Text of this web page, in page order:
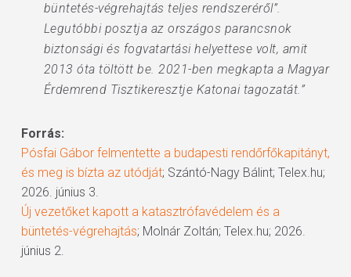
büntetés-végrehajtás teljes rendszeréről”.
Legutóbbi posztja az országos parancsnok
biztonsági és fogvatartási helyettese volt, amit
2013 óta töltött be. 2021-ben megkapta a Magyar
Érdemrend Tisztikeresztje Katonai tagozatát.”
Forrás:
Pósfai Gábor felmentette a budapesti rendőrfőkapitányt,
és meg is bízta az utódját; Szántó-Nagy Bálint; Telex.hu;
2026. június 3.
Új vezetőket kapott a katasztrófavédelem és a
büntetés-végrehajtás; Molnár Zoltán; Telex.hu; 2026.
június 2.